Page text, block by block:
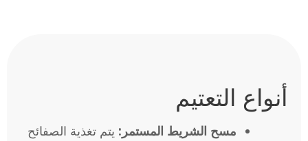
أنواع التعتيم
مسح الشريط المستمر: يتم تغذية الصفائح